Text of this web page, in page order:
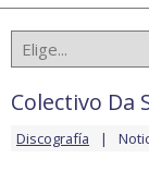
Colectivo Da
Discografía